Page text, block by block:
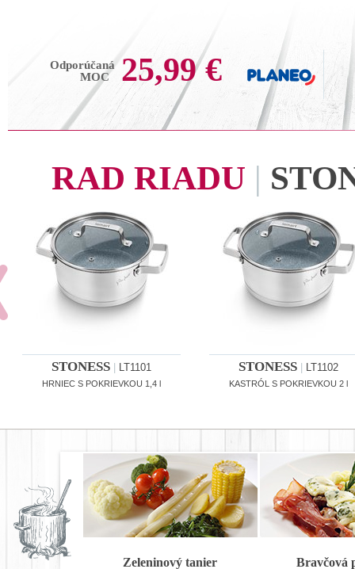
Odporúčaná
MOC
25,99 €
RAD RIADU |
STONESS LT1101
HRNIEC S POKRIEVKOU 1,4 l
STONESS LT1102
KASTRÓL S POKRIEVKOU 2 l
Zeleninový tanier Bravčová